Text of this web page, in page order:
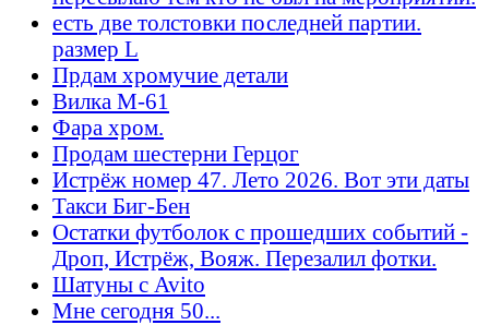
есть две толстовки последней партии.
размер L
Прдам хромучие детали
Вилка М-61
Фара хром.
Продам шестерни Герцог
Истрёж номер 47. Лето 2026. Вот эти даты
Такси Биг-Бен
Остатки футболок с прошедших событий -
Дроп, Истрёж, Вояж. Перезалил фотки.
Шатуны с Avito
Мне сегодня 50...